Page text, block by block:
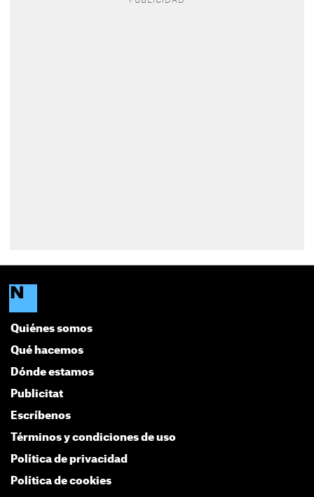
Quiénes somos
Qué hacemos
Dónde estamos
Publicitat
Escríbenos
Términos y condiciones de uso
Política de privacidad
Política de cookies